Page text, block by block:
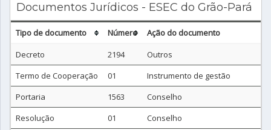
Documentos Jurídicos - ESEC do Grão-Pará
Tipo de documento Número
Ação do documento
Decreto
2194
Outros
Termo de Cooperação
01
Instrumento de gestão
Portaria
1563
Conselho
Resolução
01
Conselho